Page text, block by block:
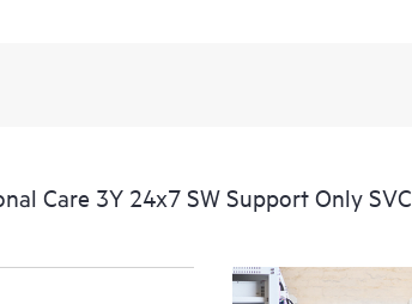
Care 3Y 24x7 SW Support Only SVC